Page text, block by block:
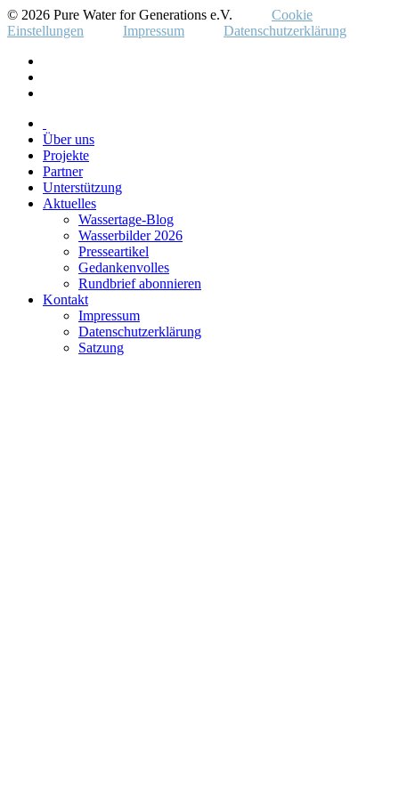
© 2026 Pure Water for Generations e.V.
Cookie
Einstellungen
Impressum Datenschutzerklärung
Über uns
Projekte
Partner
Unterstützung
Aktuelles
Wassertage-Blog
Wasserbilder 2026
Presseartikel
Gedankenvolles
Rundbrief abonnieren
Kontakt
Impressum
Datenschutzerklärung
Satzung